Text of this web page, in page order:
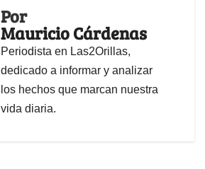
Por
Mauricio Cárdenas
Periodista en Las2Orillas,
dedicado a informar y analizar
los hechos que marcan nuestra
vida diaria.